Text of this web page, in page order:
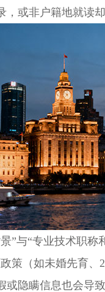
，或非户籍地就读
与“专业技术职称
策（如未婚先育
隐瞒信息也会导